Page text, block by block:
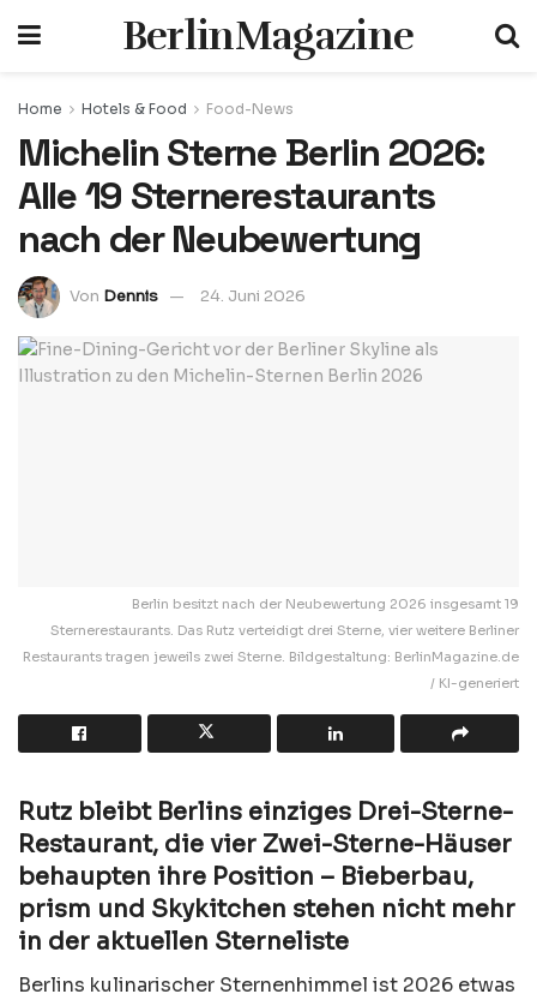
BerlinMagazine
Home Hotels & Food Food-News
Michelin Sterne Berlin 2026:
Alle 19 Sternerestaurants
nach der Neubewertung
Von Dennis 24. Juni 2026
Berlin besitzt nach der Neubewertung 2026 insgesamt 19
Sternerestaurants. Das Rutz verteidigt drei Sterne, vier weitere Berliner
Restaurants tragen jeweils zwei Sterne. Bildgestaltung: BerlinMagazine.de
/ KI-generiert
Rutz bleibt Berlins einziges Drei-Sterne-
Restaurant, die vier Zwei-Sterne-Häuser
behaupten ihre Position – Bieberbau,
prism und Skykitchen stehen nicht mehr
in der aktuellen Sterneliste
Berlins kulinarischer Sternenhimmel ist 2026 etwas